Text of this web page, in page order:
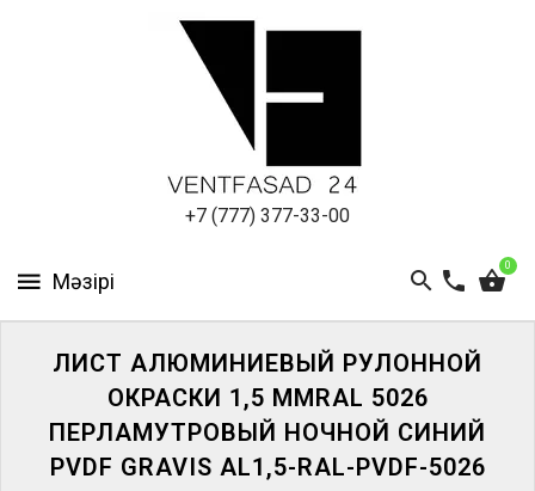
+7 (777) 377-33-00
0
ПАНЕЛИ
ЛИСТ АЛЮМИНИЕВЫЙ РУЛОННОЙ
ОКРАСКИ 1,5 ММRAL 5026
ПЕРЛАМУТРОВЫЙ НОЧНОЙ СИНИЙ
PVDF GRAVIS AL1,5-RAL-PVDF-5026